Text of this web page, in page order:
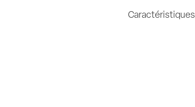
Caractéristiques